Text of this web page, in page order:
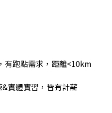
有跑點需求，距離<10km
實體實習，皆有計薪